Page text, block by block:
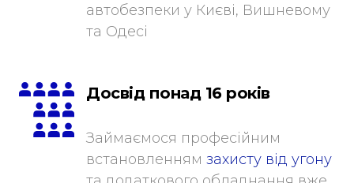
автобезпеки у Києві, Вишневому
та Одесі
Досвід понад 16 років
Займаємося професійним
встановленням захисту від угону